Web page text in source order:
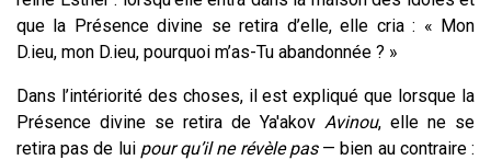
que la Présence divine se retira d’elle, elle cria : « Mon
D.ieu, mon D.ieu, pourquoi m’as-Tu abandonnée ? »
Dans l’intériorité des choses, il est expliqué que lorsque la
Présence divine se retira de Ya'akov Avinou, elle ne se
retira pas de lui pour qu’il ne révèle pas— bien au contraire :